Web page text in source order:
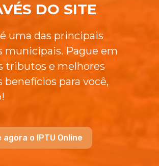
DO SITE
uma das principais
municipais. Pague em
tributos e melhores
benefícios para você,
agora o IPTU Online